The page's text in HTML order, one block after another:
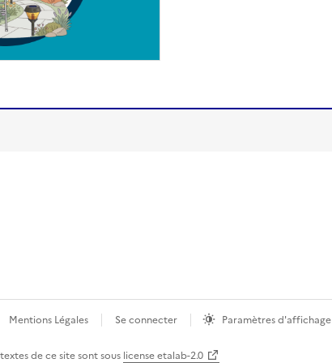
Mentions Légales Se connecter Paramètres d'affichage
de ce site sont sous license etalab-2.0